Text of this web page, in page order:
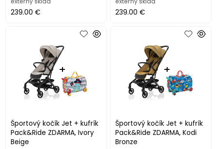
239.00 € 239.00 €
Športový kočík Jet + kufrík
Pack&Ride ZDARMA, Ivory
Beige
Športový kočík Jet + kufrík
Pack&Ride ZDARMA, Kodi
Bronze